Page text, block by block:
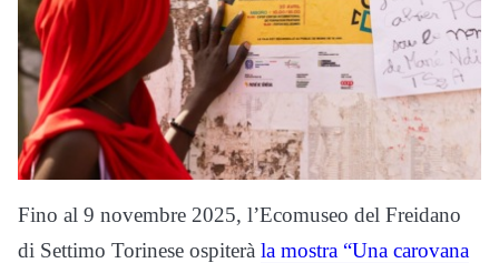
Fino al 9 novembre 2025, l’Ecomuseo del Freidano
di Settimo Torinese ospiterà la mostra “Una carovana